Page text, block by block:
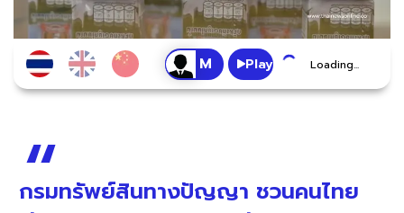
Play Loading...
กรมทรัพย์สินทางปัญญา ชวนคนไทย